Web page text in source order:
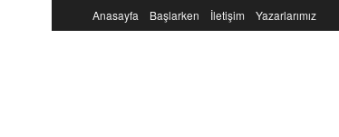
Anasayfa Başlarken İletişim Yazarlarımız